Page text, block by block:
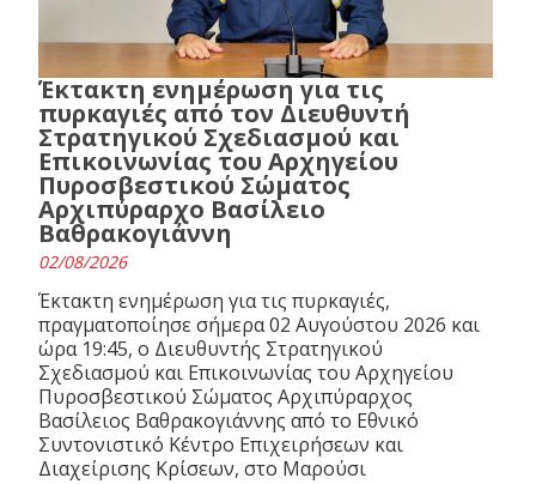
Έκτακτη ενημέρωση για τις
πυρκαγιές από τον Διευθυντή
Στρατηγικού Σχεδιασμού και
Επικοινωνίας του Αρχηγείου
Πυροσβεστικού Σώματος
Αρχιπύραρχο Βασίλειο
Βαθρακογιάννη
02/08/2026
Έκτακτη ενημέρωση για τις πυρκαγιές,
πραγματοποίησε σήμερα 02 Αυγούστου 2026 και
ώρα 19:45, ο Διευθυντής Στρατηγικού
Σχεδιασμού και Επικοινωνίας του Αρχηγείου
Πυροσβεστικού Σώματος Αρχιπύραρχος
Βασίλειος Βαθρακογιάννης από το Εθνικό
Συντονιστικό Κέντρο Επιχειρήσεων και
Διαχείρισης Κρίσεων, στο Μαρούσι